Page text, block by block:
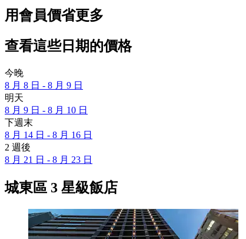
用會員價省更多
查看這些日期的價格
今晚
8 月 8 日 - 8 月 9 日
明天
8 月 9 日 - 8 月 10 日
下週末
8 月 14 日 - 8 月 16 日
2 週後
8 月 21 日 - 8 月 23 日
城東區 3 星級飯店